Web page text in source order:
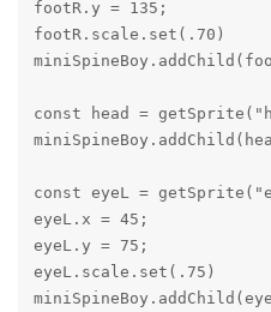
footR.y = 135;
footR.scale.set(.70)
const head =
const eyeL =
eyeL.x = 45;
eyeL.y = 75;
eyeL.scale.set(.75)